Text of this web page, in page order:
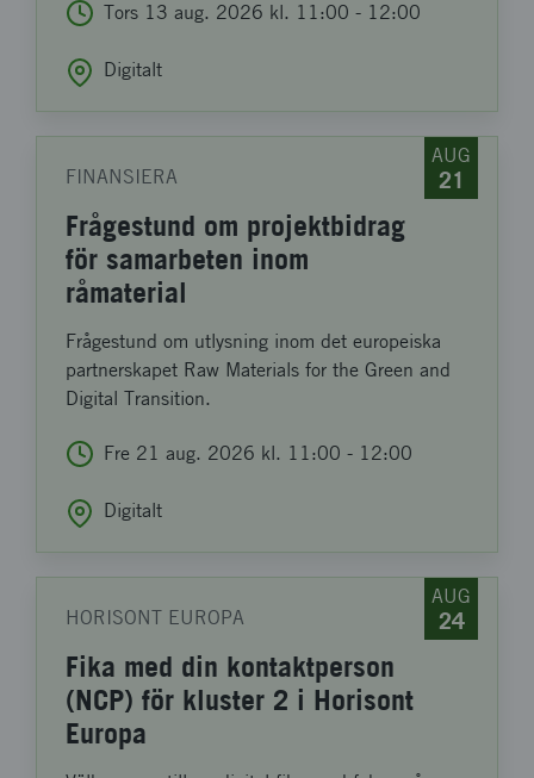
Tors 13 aug. 2026 kl. 11:00 - 12:00
Digitalt
AUG
21
FINANSIERA
Frågestund om projektbidrag
för samarbeten inom
råmaterial
Frågestund om utlysning inom det europeiska
partnerskapet Raw Materials for the Green and
Digital Transition.
Fre 21 aug. 2026 kl. 11:00 - 12:00
Digitalt
AUG
24
HORISONT EUROPA
Fika med din kontaktperson
(NCP) för kluster 2 i Horisont
Europa